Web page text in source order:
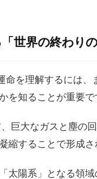
世界の終わりの
命を理解するには、
を知ることが重要で
巨大なガスと塵の
縮することで形成さ
太陽系」となる領